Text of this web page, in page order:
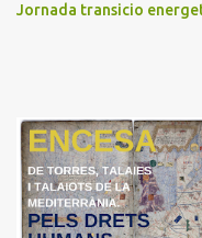
Jornada transicio